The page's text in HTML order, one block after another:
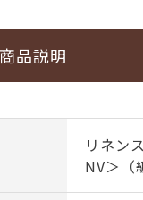
商品説明
リネン
NV＞（